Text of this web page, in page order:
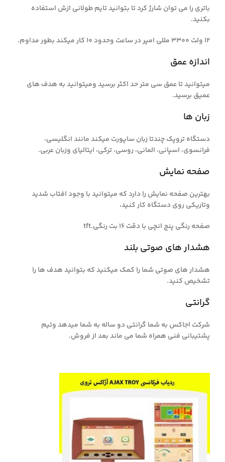
باتری را می توان شارژ کرد تا بتوانید تایم طولانی ازش استفاده
بکنید.
12 ولت 3300 مللی امپر در ساعت وحدود 10 کار میکند بطور مداوم.
اندازه عمق
میتوانید تا عمق سی متر حد اکثر برسید ومیتوانید به هدف های
عمیق برسید.
زبان ها
دستگاه تروپک چندتا زبان ساپورت میکند مانند انگلیسی،
فرانسوی، اسپانی، المانی، روسی، ترکی، ایتالیای وزبان عربی.
صفحه نمایش
بهترین صفحه نمایش را دارد که میتوانید با وجود افتاب شدید
وتاریکی روی دستگاه کار کنید،
صفحه رنگی پنج انچی با دقت 16 بت رنگی.tft
هشدار های صوتی بلند
هشدار های صوتی شما را کمک میکنید که بتوانید هدف ها را
تشخیص کنید.
گرانتی
شرکت اجاکس به شما گرانتی دو ساله به شما میدهد وتیم
پشتیبانی فنی همراه شما می ماند بعد از فروش.